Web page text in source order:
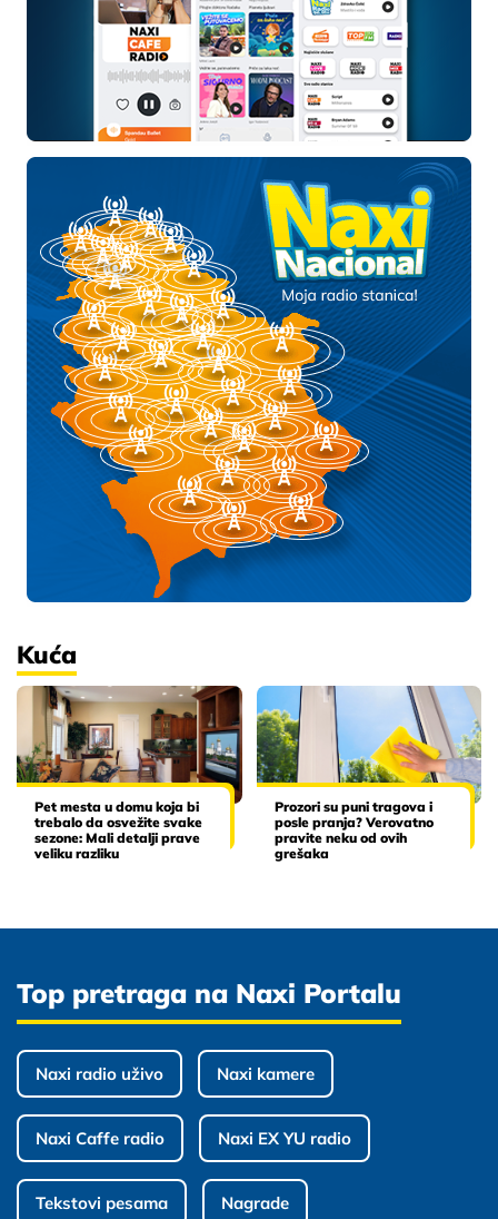
Kuća
Pet mesta u domu koja bi
trebalo da osvežite svake
sezone: Mali detalji prave
veliku razliku
Prozori su puni tragova i
posle pranja? Verovatno
pravite neku od ovih
grešaka
Top pretraga na Naxi Portalu
Naxi radio uživo Naxi kamere
Naxi Caffe radio Naxi EX YU radio
Tekstovi pesama Nagrade